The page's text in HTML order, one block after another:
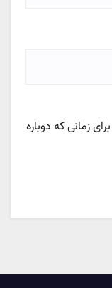
زمانی که دوباره